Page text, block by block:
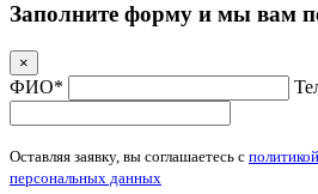
Заполните форму и мы вам
×
ФИО*
Оставляя заявку, вы соглашаетесь с
персональных данных